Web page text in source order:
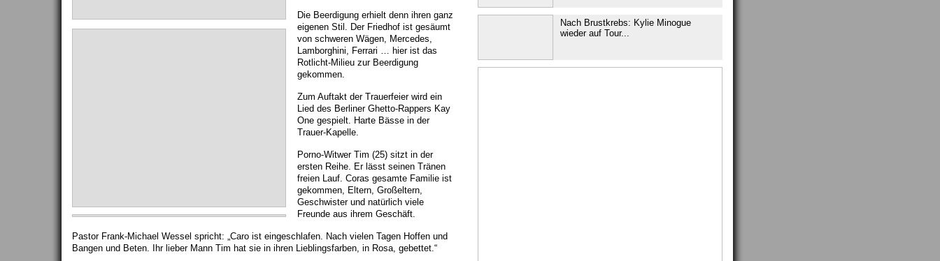
Die Beerdigung erhielt denn ihren ganz
eigenen Stil. Der Friedhof ist gesäumt
von schweren Wägen, Mercedes,
Lamborghini, Ferrari … hier ist das
Rotlicht-Milieu zur Beerdigung
gekommen.
Zum Auftakt der Trauerfeier wird ein
Lied des Berliner Ghetto-Rappers Kay
One gespielt. Harte Bässe in der
Trauer-Kapelle.
Porno-Witwer Tim (25) sitzt in der
ersten Reihe. Er lässt seinen Tränen
freien Lauf. Coras gesamte Familie ist
gekommen, Eltern, Großeltern,
Geschwister und natürlich viele
Freunde aus ihrem Geschäft.
Pastor Frank-Michael Wessel spricht: „Caro ist eingeschlafen. Nach vielen Tagen Hoffen und
Bangen und Beten. Ihr lieber Mann Tim hat sie in ihren Lieblingsfarben, in Rosa, gebettet.“
Nach Brustkrebs: Kylie Minogue
wieder auf Tour...